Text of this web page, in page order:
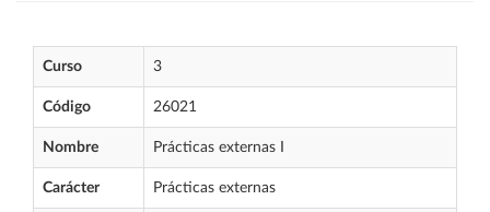
Curso 3
Código 26021
Nombre Prácticas externas I
Carácter Prácticas externas